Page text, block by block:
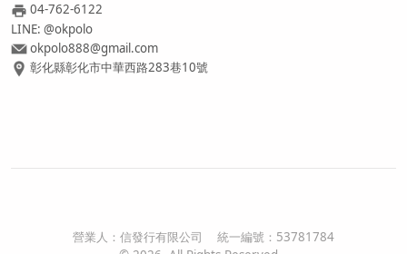
04-762-6122
LINE: @okpolo
okpolo888@gmail.com
彰化縣彰化市中華西路283巷10號
營業人： 信發行有限公司 統一編號： 53781784